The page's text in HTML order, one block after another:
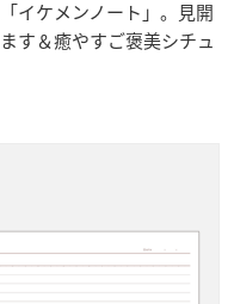
イケメンノート」。見開
す＆癒やすご褒美シチュ